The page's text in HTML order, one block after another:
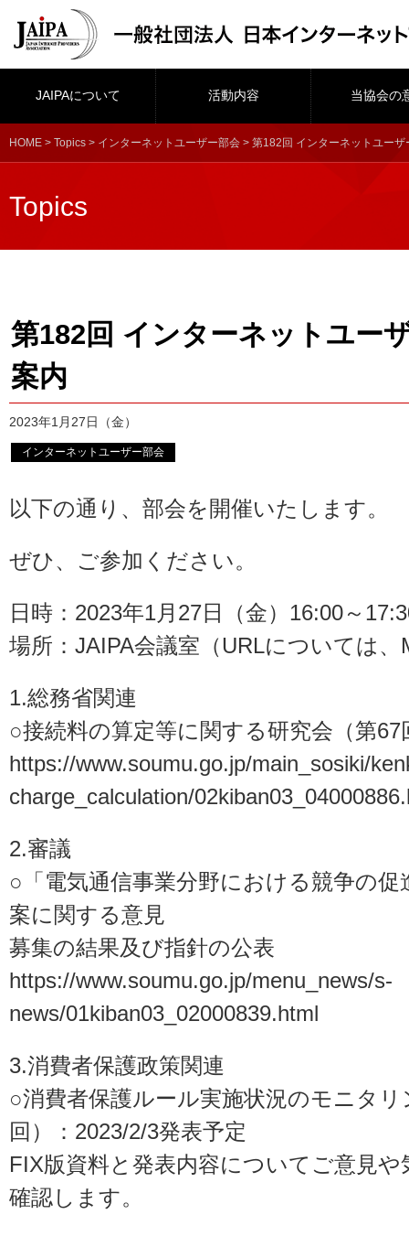
JAIPAについて 活動内容 当協会の
HOME > Topics > インターネットユーザー部会 > 第182回 インターネットユー
Topics
第182回 インターネットユー
案内
2023年1月27日（金）
インターネットユーザー部会
以下の通り、部会を開催いたします。
ぜひ、ご参加ください。
日時：2023年1月27日（金）16:00～
場所：JAIPA会議室（URLについては
1.総務省関連
○接続料の算定等に関する研究会（第67
https://www.soumu.go.jp/main_sosiki/
charge_calculation/
2.審議
○「電気通信事業分野における競争の
案に関する意見
募集の結果及び指針の公表
https://www.soumu.go.jp/menu_news/s-
news/01kiban03_02000839.html
3.消費者保護政策関連
○消費者保護ルール実施状況のモニタ
回）：2023/2/3発表予定
FIX版資料と発表内容についてご意見
確認します。